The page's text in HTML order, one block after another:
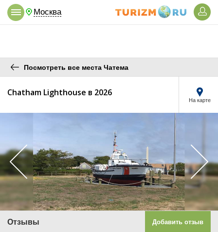
Москва
Посмотреть все места Чатема
Chatham Lighthouse в 2026
На карте
Отзывы Добавить отзыв